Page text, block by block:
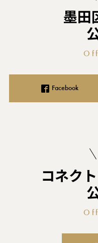
墨田
Facebook
コネク